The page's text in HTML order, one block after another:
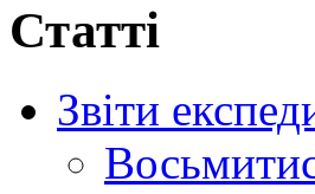
Статті
Звіти